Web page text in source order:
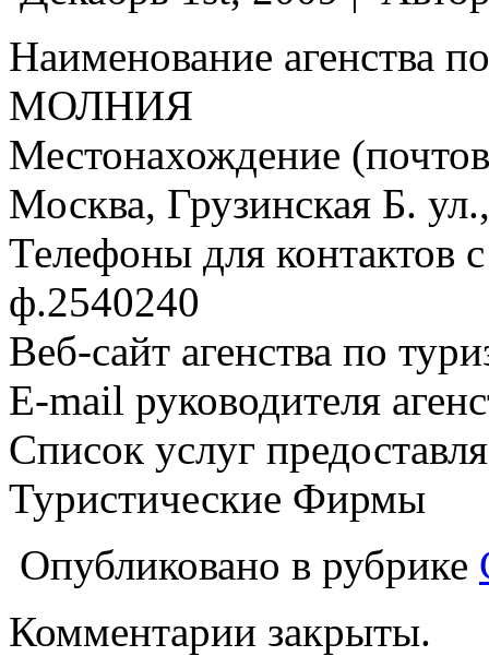
Наименование агенства
МОЛНИЯ
Местонахождение
Москва, Грузинская Б.
Телефоны для контактов
ф.2540240
Веб-сайт агенства по
E-mail руководителя
Список услуг
Туристические Фирмы
Опубликовано в рубрике
Комментарии закрыты.